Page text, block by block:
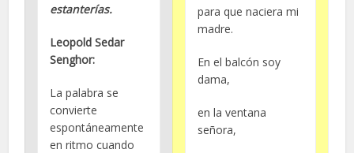
estanterías.
Leopold Sedar
Senghor:
La palabra se
convierte
espontáneamente
en ritmo cuando
para que naciera mi
madre.
En el balcón soy
dama,
en la ventana
señora,